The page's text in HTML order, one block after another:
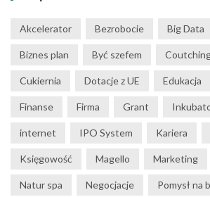
Akcelerator Bezrobocie Big Data
Biznes plan Być szefem
Cukiernia Dotacje z UE Edukacja
Finanse Firma Grant
internet IPO System Kariera
Księgowość Magello Marketing
Natur spa Negocjacje Pomysł na